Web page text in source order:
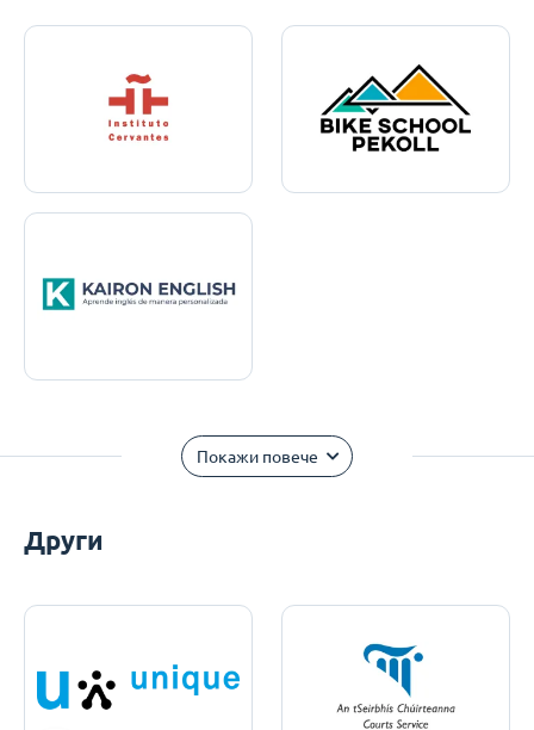
Покажи повече
Други